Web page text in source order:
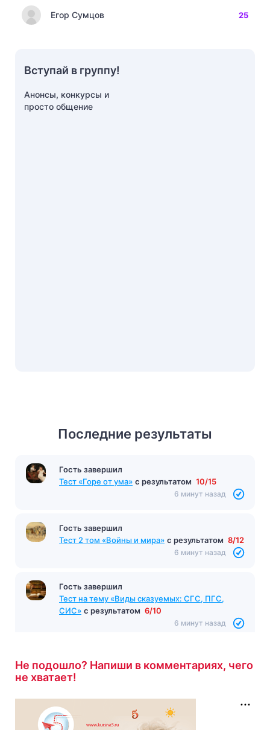
Последние результаты
Гость завершил
Тест «Горе от ума» с результатом 10/15
6 минут назад
Гость завершил
Тест 2 том «Войны и мира» с результатом 8/12
6 минут назад
Гость завершил
Тест на тему «Виды сказуемых: СГС, ПГС,
СИС» с результатом 6/10
6 минут назад
Не подошло? Напиши в комментариях, чего
не хватает!
Егор Сумцов 25
Вступай в группу!
Анонсы, конкурсы и
просто общение